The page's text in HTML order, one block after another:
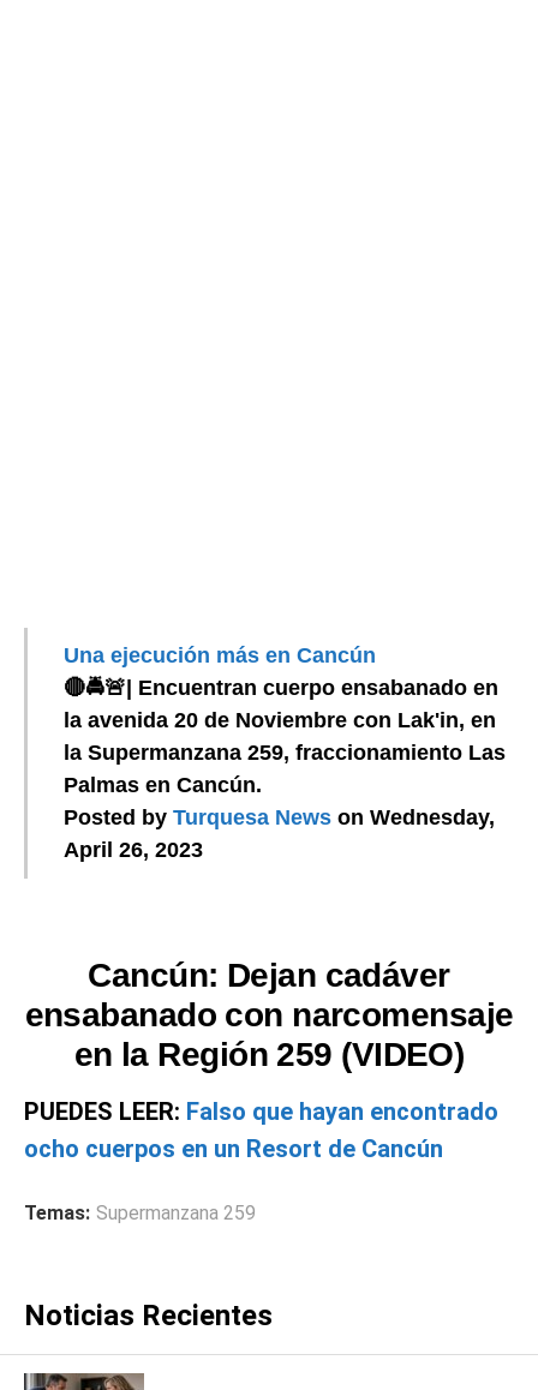
Una ejecución más en Cancún
🔴🚔🚨| Encuentran cuerpo ensabanado en
la avenida 20 de Noviembre con Lak'in, en
la Supermanzana 259, fraccionamiento Las
Palmas en Cancún.
Posted by Turquesa News on Wednesday,
April 26, 2023
Cancún: Dejan cadáver
ensabanado con narcomensaje
en la Región 259 (VIDEO)
PUEDES LEER: Falso que hayan encontrado
ocho cuerpos en un Resort de Cancún
Temas: Supermanzana 259
Noticias Recientes